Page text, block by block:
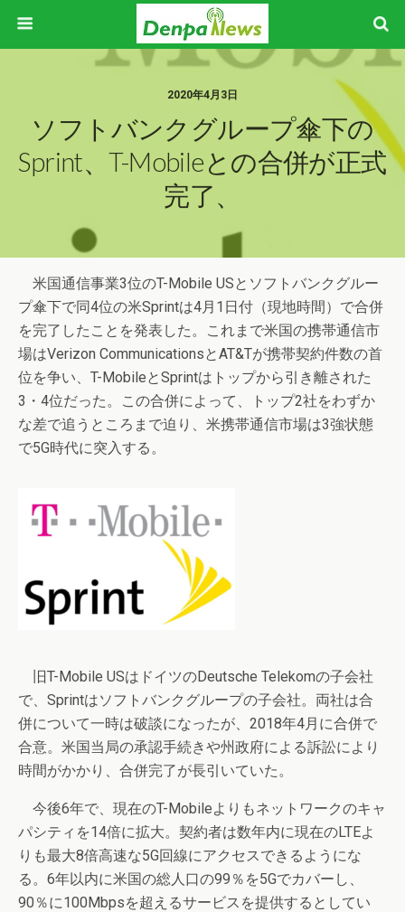
2020年4月3日
ソフトバンクグループ傘下の
Sprint、T-Mobileとの合併が正式
完了、
米国通信事業3位のT-Mobile USとソフトバンクグルー
プ傘下で同4位の米Sprintは4月1日付（現地時間）で合併
を完了したことを発表した。これまで米国の携帯通信市
場はVerizon CommunicationsとAT&Tが携帯契約件数の首
位を争い、T-MobileとSprintはトップから引き離された
3・4位だった。この合併によって、トップ2社をわずか
な差で追うところまで迫り、米携帯通信市場は3強状態
で5G時代に突入する。
旧T-Mobile USはドイツのDeutsche Telekomの子会社
で、Sprintはソフトバンクグループの子会社。両社は合
併について一時は破談になったが、2018年4月に合併で
合意。米国当局の承認手続きや州政府による訴訟により
時間がかかり、合併完了が長引いていた。
今後6年で、現在のT-Mobileよりもネットワークのキャ
パシティを14倍に拡大。契約者は数年内に現在のLTEよ
りも最大8倍高速な5G回線にアクセスできるようにな
る。6年以内に米国の総人口の99％を5Gでカバーし、
90％に100Mbpsを超えるサービスを提供するとしてい